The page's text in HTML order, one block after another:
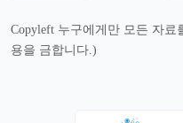
Copyleft 누구에게만 모든 자
용을 금합니다.)